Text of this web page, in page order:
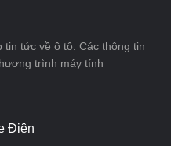
tin tức về ô tô. Các thông tin
trình máy tính
Điện